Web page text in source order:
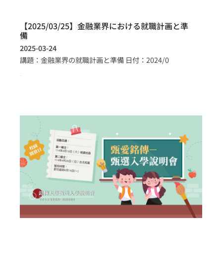
【2025/03/25】金融業界における就職計画と準
備
2025-03-24
講題：金融業界の就職計画と準備 日付：2024/0